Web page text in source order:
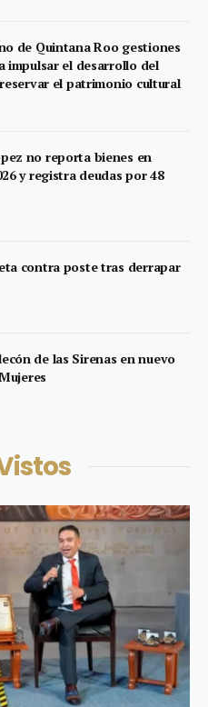
de Quintana Roo gestiones
impulsar el desarrollo del
el patrimonio cultural
no reporta bienes en
y registra deudas por 48
contra poste tras derrapar
de las Sirenas en nuevo